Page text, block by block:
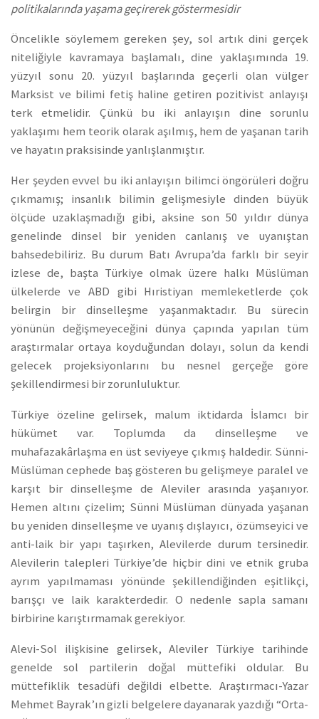
politikalarında yaşama geçirerek göstermesidir
Öncelikle söylemem gereken şey, sol artık dini gerçek
niteliğiyle kavramaya başlamalı, dine yaklaşımında 19.
yüzyıl sonu 20. yüzyıl başlarında geçerli olan vülger
Marksist ve bilimi fetiş haline getiren pozitivist anlayışı
terk etmelidir. Çünkü bu iki anlayışın dine sorunlu
yaklaşımı hem teorik olarak aşılmış, hem de yaşanan tarih
ve hayatın praksisinde yanlışlanmıştır.
Her şeyden evvel bu iki anlayışın bilimci öngörüleri doğru
çıkmamış; insanlık bilimin gelişmesiyle dinden büyük
ölçüde uzaklaşmadığı gibi, aksine son 50 yıldır dünya
genelinde dinsel bir yeniden canlanış ve uyanıştan
bahsedebiliriz. Bu durum Batı Avrupa’da farklı bir seyir
izlese de, başta Türkiye olmak üzere halkı Müslüman
ülkelerde ve ABD gibi Hıristiyan memleketlerde çok
belirgin bir dinselleşme yaşanmaktadır. Bu sürecin
yönünün değişmeyeceğini dünya çapında yapılan tüm
araştırmalar ortaya koyduğundan dolayı, solun da kendi
gelecek projeksiyonlarını bu nesnel gerçeğe göre
şekillendirmesi bir zorunluluktur.
Türkiye özeline gelirsek, malum iktidarda İslamcı bir
hükümet var. Toplumda da dinselleşme ve
muhafazakârlaşma en üst seviyeye çıkmış haldedir. Sünni-
Müslüman cephede baş gösteren bu gelişmeye paralel ve
karşıt bir dinselleşme de Aleviler arasında yaşanıyor.
Hemen altını çizelim; Sünni Müslüman dünyada yaşanan
bu yeniden dinselleşme ve uyanış dışlayıcı, özümseyici ve
anti-laik bir yapı taşırken, Alevilerde durum tersinedir.
Alevilerin talepleri Türkiye’de hiçbir dini ve etnik gruba
ayrım yapılmaması yönünde şekillendiğinden eşitlikçi,
barışçı ve laik karakterdedir. O nedenle sapla samanı
birbirine karıştırmamak gerekiyor.
Alevi-Sol ilişkisine gelirsek, Aleviler Türkiye tarihinde
genelde sol partilerin doğal müttefiki oldular. Bu
müttefiklik tesadüfi değildi elbette. Araştırmacı-Yazar
Mehmet Bayrak’ın gizli belgelere dayanarak yazdığı “Orta-